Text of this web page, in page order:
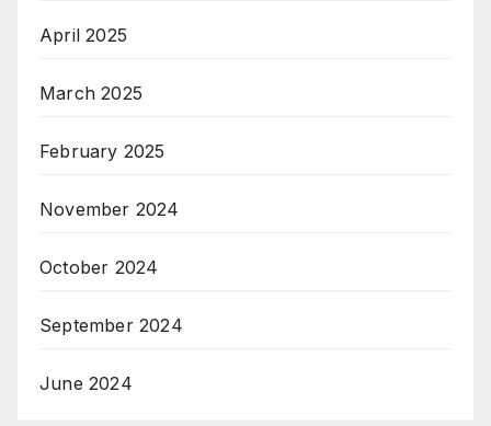
April 2025
March 2025
February 2025
November 2024
October 2024
September 2024
June 2024